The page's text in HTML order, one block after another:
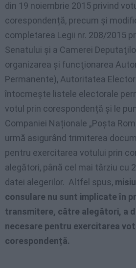
din 19 noiembrie 2015 privind
corespondență, precum şi
completarea Legii nr. 208/2015
Senatului şi a Camerei
organizarea şi funcţionarea
Permanente), Autoritatea
întocmește listele electorale
votul prin corespondență și le
Companiei Naționale „Poșta
urmă asigurând trimiterea
pentru exercitarea votului prin
alegători, până cel mai târziu cu
datei alegerilor. Altfel spus,
consulare nu sunt implicate în
transmitere, către alegători, a
necesare pentru exercitarea
corespondență.